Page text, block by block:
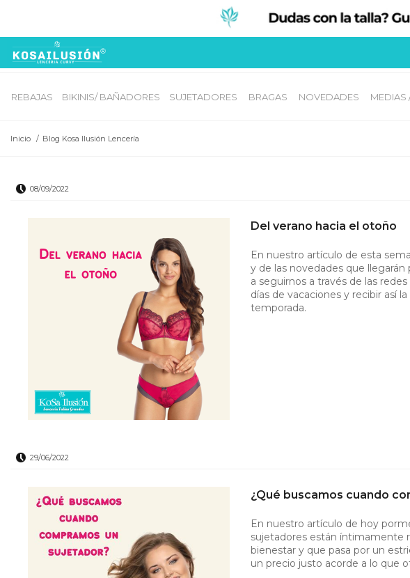
REBAJAS BIKINIS/ BAÑADORES SUJETADORES BRAGAS NOVEDADES MEDIAS
Inicio / Blog Kosa Ilusión Lencería
08/09/2022
Del verano hacia el otoño
En nuestro artículo de esta
y de las novedades que
a seguirnos a través de las
días de vacaciones y recibir así
temporada.
29/06/2022
¿Qué buscamos cuando
En nuestro artículo de hoy
sujetadores están íntimamente
bienestar y que pasa por un
un precio justo acorde a lo que